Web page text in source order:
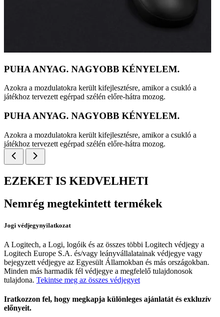
PUHA ANYAG. NAGYOBB KÉNYELEM.
Azokra a mozdulatokra került kifejlesztésre, amikor a csukló a
játékhoz tervezett egérpad szélén előre-hátra mozog.
PUHA ANYAG. NAGYOBB KÉNYELEM.
Azokra a mozdulatokra került kifejlesztésre, amikor a csukló a
játékhoz tervezett egérpad szélén előre-hátra mozog.
EZEKET IS KEDVELHETI
Nemrég megtekintett termékek
Jogi védjegynyilatkozat
A Logitech, a Logi, logóik és az összes többi Logitech védjegy a
Logitech Europe S.A. és/vagy leányvállalatainak védjegye vagy
bejegyzett védjegye az Egyesült Államokban és más országokban.
Minden más harmadik fél védjegye a megfelelő tulajdonosok
tulajdona. Tekintse meg az összes védjegyet
Iratkozzon fel, hogy megkapja különleges ajánlatát és exkluzív
előnyeit.